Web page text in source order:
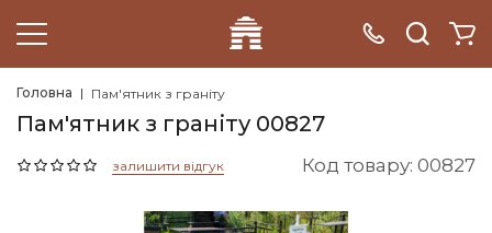
Головна Пам'ятник з граніту
Пам'ятник з граніту 00827
залишити відгук Код товару: 00827